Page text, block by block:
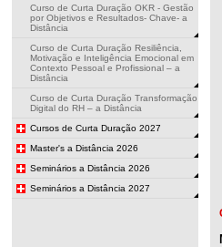
Curso de Curta Duração OKR - Gestão
por Objetivos e Resultados- Chave- a
Distância
Curso de Curta Duração Resiliência,
Motivação e Inteligência Emocional em
Contexto Pessoal e Profissional – a
Distância
Curso de Curta Duração Transformação
Digital do RH – a Distância
Cursos de Curta Duração 2027
Master's a Distância 2026
Seminários a Distância 2026
Seminários a Distância 2027